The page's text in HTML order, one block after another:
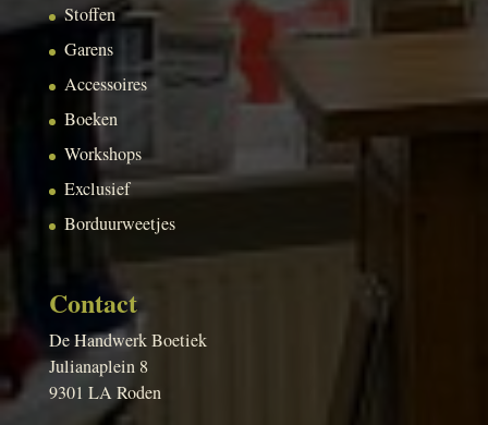
Stoffen
Garens
Accessoires
Boeken
Workshops
Exclusief
Borduurweetjes
Contact
De Handwerk Boetiek
Julianaplein 8
9301 LA Roden